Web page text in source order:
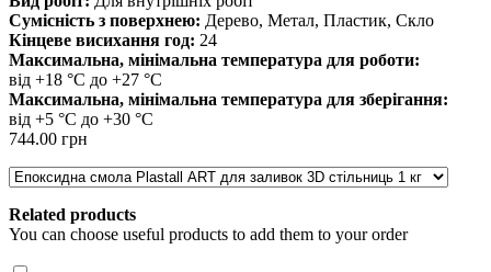
Сумісність з поверхнею: Дерево, Метал, Пластик, Скло
Кінцеве висихання год: 24
Максимальна, мінімальна температура для роботи:
від +18 °С до +27 °С
Максимальна, мінімальна температура для зберігання:
від +5 °С до +30 °С
744.00 грн
Related products
You can choose useful products to add them to your order